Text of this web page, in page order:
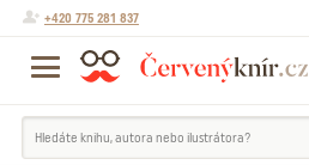
+420 775 281 837